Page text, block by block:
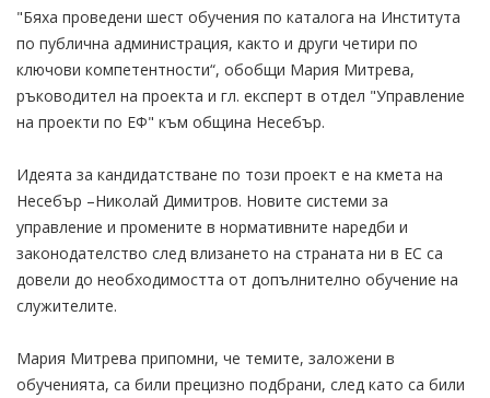
"Бяха проведени шест обучения по каталога на Института
по публична администрация, както и други четири по
ключови компетентности“, обобщи Мария Митрева,
ръководител на проекта и гл. експерт в отдел "Управление
на проекти по ЕФ" към община Несебър.
Идеята за кандидатстване по този проект е на кмета на
Несебър –Николай Димитров. Новите системи за
управление и промените в нормативните наредби и
законодателство след влизането на страната ни в ЕС са
довели до необходимостта от допълнително обучение на
служителите.
Мария Митрева припомни, че темите, заложени в
обученията, са били прецизно подбрани, след като са били